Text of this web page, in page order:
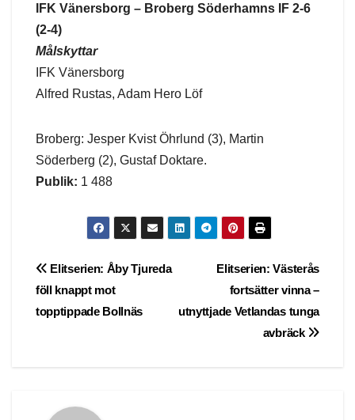
IFK Vänersborg – Broberg Söderhamns IF 2-6
(2-4)
Målskyttar
IFK Vänersborg
Alfred Rustas, Adam Hero Löf
Broberg: Jesper Kvist Öhrlund (3), Martin
Söderberg (2), Gustaf Doktare.
Publik: 1 488
Post
navigation
Elitserien: Västerås
fortsätter vinna –
utnyttjade Vetlandas tunga
avbräck
Elitserien: Åby Tjureda
föll knappt mot
topptippade Bollnäs